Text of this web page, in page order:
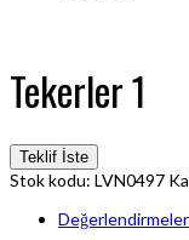
Tekerler 1
Teklif İste
Stok kodu: LVN0497